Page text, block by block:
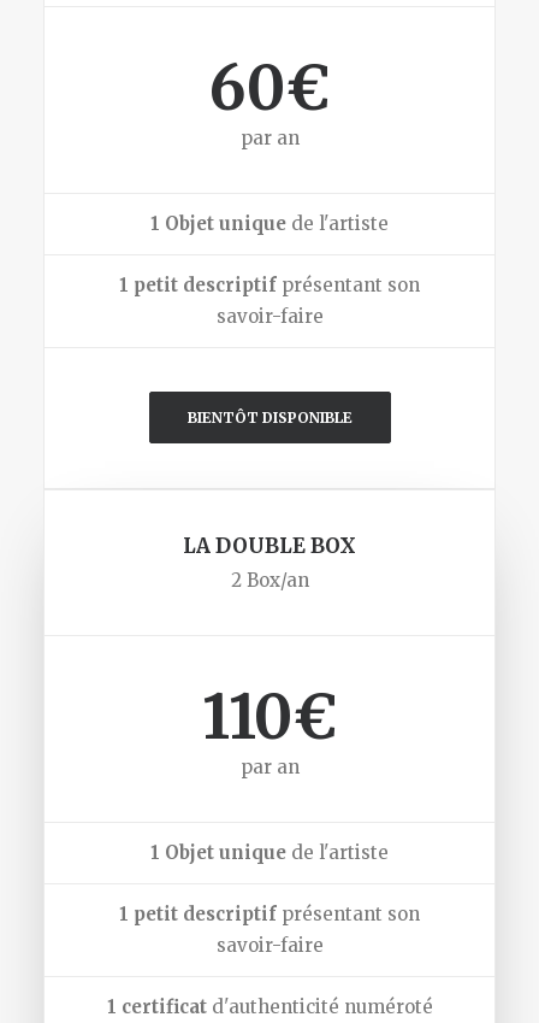
60€
par an
1 Objet unique de l'artiste
1 petit descriptif présentant son
savoir-faire
BIENTÔT DISPONIBLE
LA DOUBLE BOX
2 Box/an
110€
par an
1 Objet unique de l'artiste
1 petit descriptif présentant son
savoir-faire
1 certificatd'authenticité numéroté